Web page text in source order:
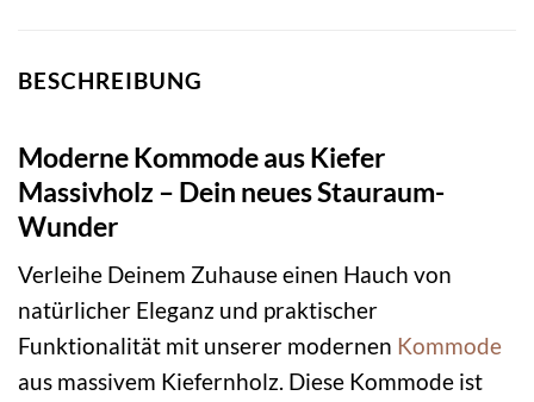
BESCHREIBUNG
Moderne Kommode aus Kiefer
Massivholz – Dein neues Stauraum-
Wunder
Verleihe Deinem Zuhause einen Hauch von
natürlicher Eleganz und praktischer
Funktionalität mit unserer modernen Kommode
aus massivem Kiefernholz. Diese Kommode ist